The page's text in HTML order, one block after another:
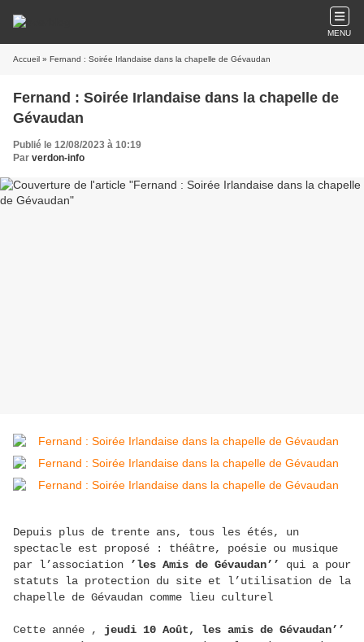
MENU
Accueil » Fernand : Soirée Irlandaise dans la chapelle de Gévaudan
Fernand : Soirée Irlandaise dans la chapelle de
Gévaudan
Publié le 12/08/2023 à 10:19
Par verdon-info
Depuis plus de trente ans, tous les étés, un
spectacle est proposé : théâtre, poésie ou musique
par l’association ’les Amis de Gévaudan’’ qui a pour
statuts la protection du site et l’utilisation de la
chapelle de Gévaudan comme lieu culturel
Cette année , jeudi 10 Août, les amis de Gévaudan’’